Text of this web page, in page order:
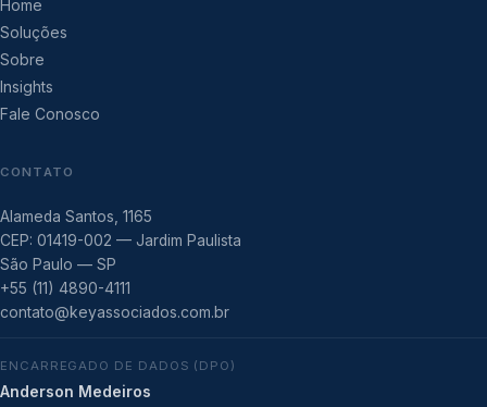
Home
Soluções
Sobre
Insights
Fale Conosco
CONTATO
Alameda Santos, 1165
CEP: 01419-002 — Jardim Paulista
São Paulo — SP
+55 (11) 4890-4111
contato@keyassociados.com.br
ENCARREGADO DE DADOS (DPO)
Anderson Medeiros